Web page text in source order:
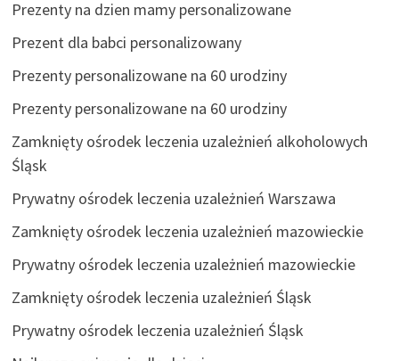
Prezenty na dzien mamy personalizowane
Prezent dla babci personalizowany
Prezenty personalizowane na 60 urodziny
Prezenty personalizowane na 60 urodziny
Zamknięty ośrodek leczenia uzależnień alkoholowych
Śląsk
Prywatny ośrodek leczenia uzależnień Warszawa
Zamknięty ośrodek leczenia uzależnień mazowieckie
Prywatny ośrodek leczenia uzależnień mazowieckie
Zamknięty ośrodek leczenia uzależnień Śląsk
Prywatny ośrodek leczenia uzależnień Śląsk